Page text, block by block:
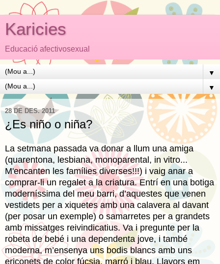
Karicies
Educació afectivosexual
▼
▼
28 DE DES. 2011
¿Es niño o niña?
La setmana passada va donar a llum una amiga
(quarentona, lesbiana, monoparental, in vitro...
M'encanten les famílies diverses!!!) i vaig anar a
comprar-li un regalet a la criatura. Entrí en una botiga
moderníssima del meu barri, d’aquestes que venen
vestidets per a xiquetes amb una calavera al davant
(per posar un exemple) o samarretes per a grandets
amb missatges reivindicatius. Va i pregunte per la
robeta de bebé i una dependenta jove, i també
moderna, m’ensenya uns bodis blancs amb uns
eriçonets de color fúcsia, marró i blau. Llavors em